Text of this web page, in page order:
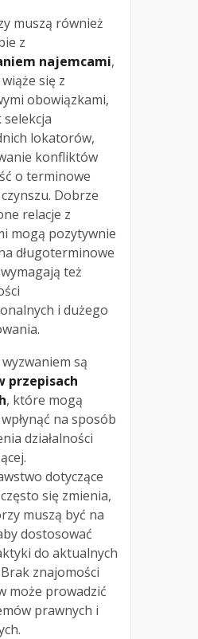
muszą również
z
najemcami,
się z
obowiązkami,
lokatorów,
konfliktów
o terminowe
Dobrze
relacje z
mogą pozytywnie
długoterminowe
też
i dużego
są
przepisach
, które mogą
na sposób
działalności
dotyczące
się zmienia,
muszą być na
dostosować
do aktualnych
znajomości
może prowadzić
prawnych i